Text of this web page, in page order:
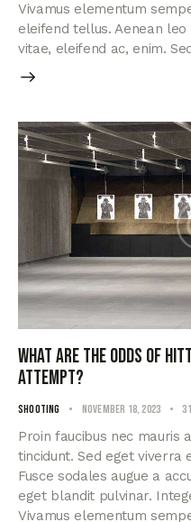
Vivamus elementum
eleifend tellus. Aenean
vitae, eleifend ac, enim.
What are the odds of
attempt?
Shooting November 18, 2023
Proin faucibus nec mauris
tincidunt. Sed eget viverra
Fusce sodales augue a
eget blandit pulvinar.
Vivamus elementum